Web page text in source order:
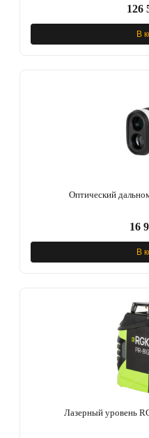
126
В
Оптический
16
В
Лазерный уровень